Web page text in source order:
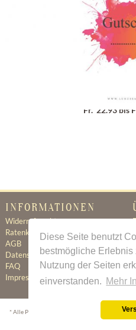
Diese Seite benutzt
bestmögliche Erlebnis
Nutzung der Seiten
einverstanden. Mehr
Fr. 22.93 bis
INFORMATIONEN
Widerrufsrecht
Ratenkauf
AGB
Datenschutz
FAQ
Impressum
* Alle Preise inkl. gesetzl. Mehrwertsteuer zzgl.